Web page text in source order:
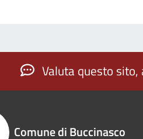
Valuta questo
Comune di Buccinasco